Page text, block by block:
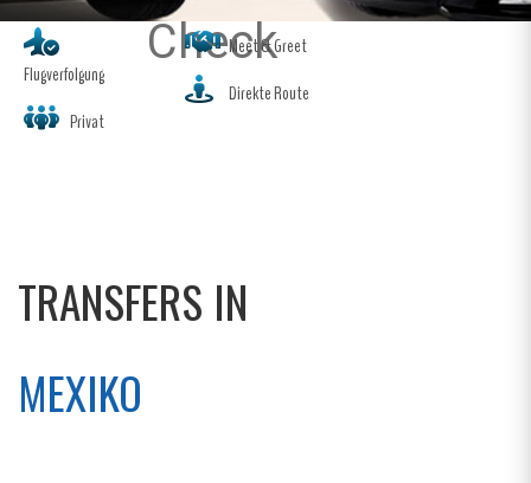
Check
Flugverfolgung
Privat
Meet & Greet
Direkte Route
TRANSFERS IN
MEXIKO